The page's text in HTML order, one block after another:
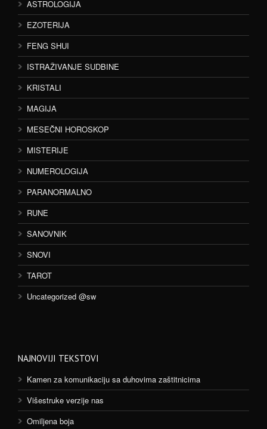
ASTROLOGIJA
EZOTERIJA
FENG SHUI
ISTRAŽIVANJE SUDBINE
KRISTALI
MAGIJA
MESEČNI HOROSKOP
MISTERIJE
NUMEROLOGIJA
PARANORMALNO
RUNE
SANOVNIK
SNOVI
TAROT
Uncategorized @sw
NAJNOVIJI TEKSTOVI
Kamen za komunikaciju sa duhovima zaštitnicima
Višestruke verzije nas
Omiljena boja